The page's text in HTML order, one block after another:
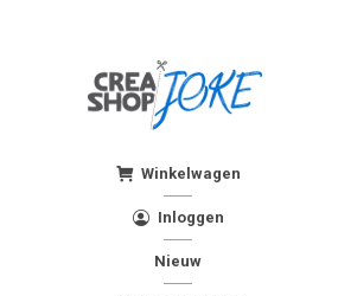
Winkelwagen
Inloggen
Nieuw